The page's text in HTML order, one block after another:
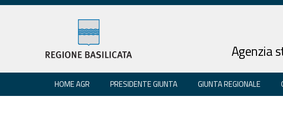
Agenzia
HOME AGR PRESIDENTE GIUNTA GIUNTA REGIONALE